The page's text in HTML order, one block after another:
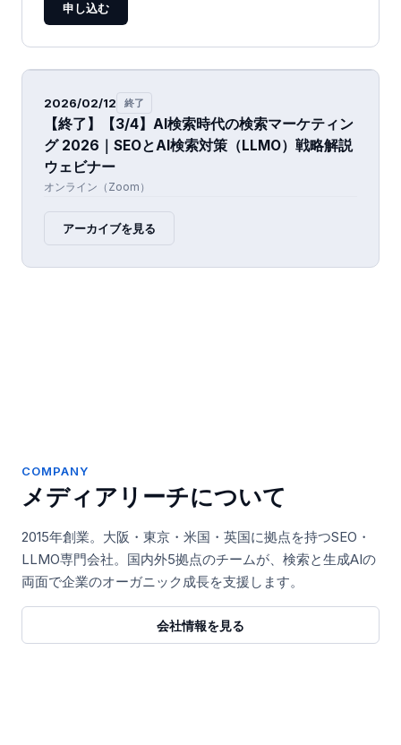
申し込む
2026/02/12 終了
【終了】【3/4】AI検索時代の検索マーケティン
グ 2026｜SEOとAI検索対策（LLMO）戦略解説
ウェビナー
オンライン（Zoom）
アーカイブを見る
COMPANY
メディアリーチについて
2015年創業。大阪・東京・米国・英国に拠点を持つSEO・
LLMO専門会社。国内外5拠点のチームが、検索と生成AIの
両面で企業のオーガニック成長を支援します。
会社情報を見る